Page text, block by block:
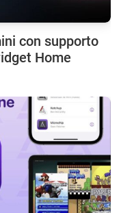
con supporto
Home